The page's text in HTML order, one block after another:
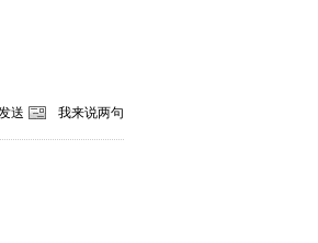
送 我来说两句